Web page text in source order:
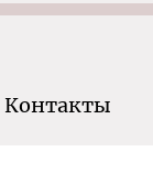
Контакты